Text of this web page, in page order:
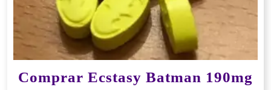
Comprar Ecstasy Batman 190mg